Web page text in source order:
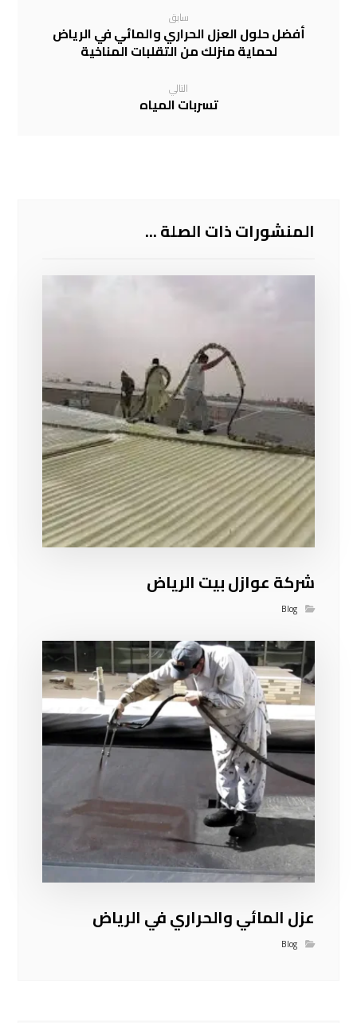
سابق
أفضل حلول العزل الحراري والمائي في الرياض
لحماية منزلك من التقلبات المناخية
التالي
تسربات المياه
المنشورات ذات الصلة ...
شركة عوازل بيت الرياض
Blog
عزل المائي والحراري في الرياض
Blog